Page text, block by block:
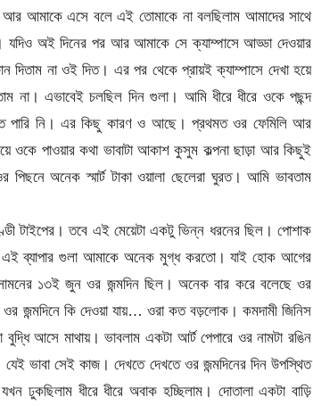
আমাকে এসে বলে এই তোমাকে না বলছিলাম আমাদের সাথে
যদিও অই দিনের পর আর আমাকে সে ক্যাম্পাসে আড্ডা দেওয়ার
না ওই দিত। এর পর থেকে প্রায়ই ক্যাম্পাসে দেখা হয়ে
এভাবেই চলছিল দিন গুলা। আমি ধীরে ধীরে ওকে পছন্দ
পারি নি। এর কিছু কারণ ও আছে। প্রথমত ওর ফেমিলি আর
ওকে পাওয়ার কথা ভাবাটা আকাশ কুসুম কল্পনা ছাড়া আর কিছুই
পিছনে অনেক স্মার্ট টাকা ওয়ালা ছেলেরা ঘুরত। আমি ভাবতাম
টাইপের। তবে এই মেয়েটা একটু ভিন্ন ধরনের ছিল। পোশাক
ব্যাপার গুলা আমাকে অনেক মুগ্ধ করতো। যাই হোক আগের
১৩ই জুন ওর জন্মদিন ছিল। অনেক বার করে বলেছে ওর
জন্মদিনে কি দেওয়া যায়… ওরা কত বড়লোক। কমদামী জিনিস
আসে মাথায়। ভাবলাম একটা আর্ট পেপারে ওর নামটা রঙিন
যেই ভাবা সেই কাজ। দেখতে দেখতে ওর জন্মদিনের দিন উপস্থিত
ঢুকছিলাম ধীরে ধীরে অবাক হচ্ছিলাম। দোতালা একটা বাড়ি